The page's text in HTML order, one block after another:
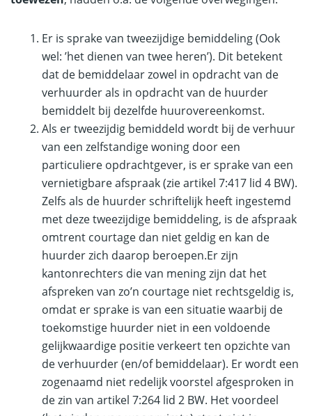
Er is sprake van tweezijdige bemiddeling (Ook
wel: ’het dienen van twee heren’). Dit betekent
dat de bemiddelaar zowel in opdracht van de
verhuurder als in opdracht van de huurder
bemiddelt bij dezelfde huurovereenkomst.
Als er tweezijdig bemiddeld wordt bij de verhuur
van een zelfstandige woning door een
particuliere opdrachtgever, is er sprake van een
vernietigbare afspraak (zie artikel 7:417 lid 4 BW).
Zelfs als de huurder schriftelijk heeft ingestemd
met deze tweezijdige bemiddeling, is de afspraak
omtrent courtage dan niet geldig en kan de
huurder zich daarop beroepen.Er zijn
kantonrechters die van mening zijn dat het
afspreken van zo’n courtage niet rechtsgeldig is,
omdat er sprake is van een situatie waarbij de
toekomstige huurder niet in een voldoende
gelijkwaardige positie verkeert ten opzichte van
de verhuurder (en/of bemiddelaar). Er wordt een
zogenaamd niet redelijk voorstel afgesproken in
de zin van artikel 7:264 lid 2 BW. Het voordeel